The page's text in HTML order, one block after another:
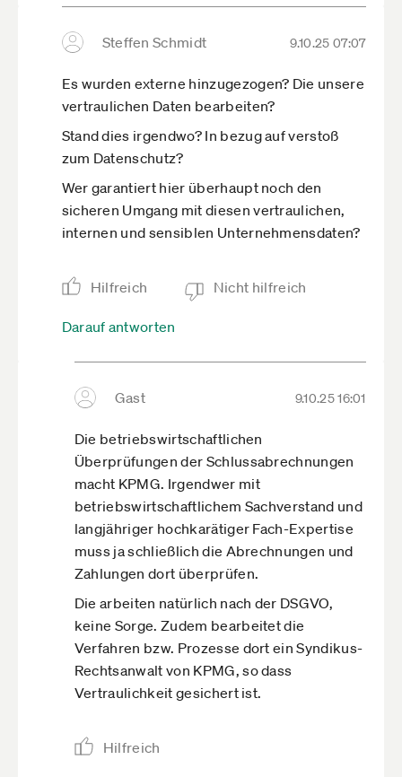
www.faz.net­/aktuell/r­…12583.html
Steffen Schmidt 9.10.25 07:07
Es wurden externe hinzugezogen? Die unsere
vertraulichen Daten bearbeiten?
Stand dies irgendwo? In bezug auf verstoß
zum Datenschutz?
Wer garantiert hier überhaupt noch den
sicheren Umgang mit diesen vertraulichen,
internen und sensiblen Unternehmensdaten?
Hilfreich Nicht hilfreich
Darauf antworten
Gast 9.10.25 16:01
Die betriebswirtschaftlichen
Überprüfungen der Schlussabrechnungen
macht KPMG. Irgendwer mit
betriebswirtschaftlichem Sachverstand und
langjähriger hochkarätiger Fach-Expertise
muss ja schließlich die Abrechnungen und
Zahlungen dort überprüfen.
Die arbeiten natürlich nach der DSGVO,
keine Sorge. Zudem bearbeitet die
Verfahren bzw. Prozesse dort ein Syndikus-
Rechtsanwalt von KPMG, so dass
Vertraulichkeit gesichert ist.
Hilfreich